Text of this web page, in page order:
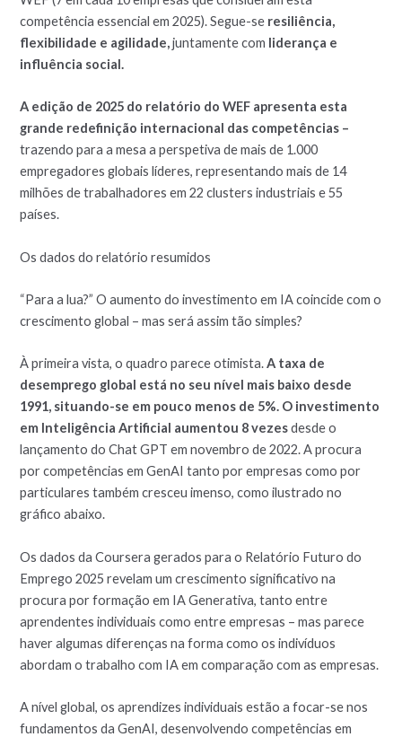
competência essencial em 2025). Segue-se resiliência,
flexibilidade e agilidade,juntamente com liderança e
influência social.
A edição de 2025 do relatório do WEF apresenta esta
grande redefinição internacional das competências –
trazendo para a mesa a perspetiva de mais de 1.000
empregadores globais líderes, representando mais de 14
milhões de trabalhadores em 22 clusters industriais e 55
países.
Os dados do relatório resumidos
“Para a lua?” O aumento do investimento em IA coincide com o
crescimento global – mas será assim tão simples?
À primeira vista, o quadro parece otimista.A taxa de
desemprego global está no seu nível mais baixo desde
1991, situando-se em pouco menos de 5%. O investimento
em Inteligência Artificial aumentou 8 vezesdesde o
lançamento do Chat GPT em novembro de 2022. A procura
por competências em GenAI tanto por empresas como por
particulares também cresceu imenso, como ilustrado no
gráfico abaixo.
Os dados da Coursera gerados para o Relatório Futuro do
Emprego 2025 revelam um crescimento significativo na
procura por formação em IA Generativa, tanto entre
aprendentes individuais como entre empresas – mas parece
haver algumas diferenças na forma como os indivíduos
abordam o trabalho com IA em comparação com as empresas.
A nível global, os aprendizes individuais estão a focar-se nos
fundamentos da GenAI, desenvolvendo competências em